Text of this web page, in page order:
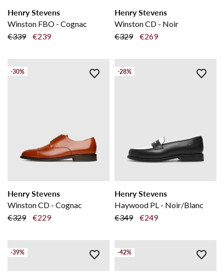
Henry Stevens
Winston FBO - Cognac
€339
€239
Henry Stevens
Winston CD - Noir
€329
€269
-30%
Henry Stevens
Winston CD - Cognac
€329
€229
-28%
Henry Stevens
Haywood PL - Noir/Blanc
€349
€249
-39% -42%